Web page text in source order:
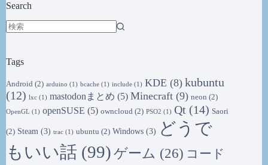
Search
な
Tags
Android (2) arduino (1) bcache (1) include (1) KDE (8) kubuntu
(12) lxc (1) mastodonまとめ (5) Minecraft (9) neon (2)
OpenGL (1) openSUSE (5) owncloud (2) PSO2 (1) Qt (14) Saori
(2) Steam (3) trac (1) ubuntu (2) Windows (3) どうで
もいい話 (99)ゲーム (26) コード